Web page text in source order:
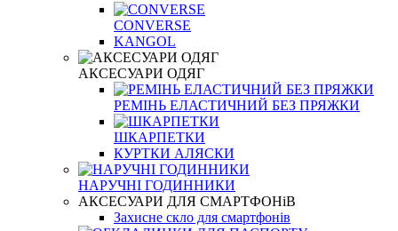
CONVERSE
KANGOL
АКСЕСУАРИ ОДЯГ
РЕМІНЬ ЕЛАСТИЧНИЙ БЕЗ ПРЯЖКИ
ШКАРПЕТКИ
КУРТКИ АЛЯСКИ
НАРУЧНІ ГОДИННИКИ
АКСЕСУАРИ ДЛЯ СМАРТФОНіВ
Захисне скло для смартфонів